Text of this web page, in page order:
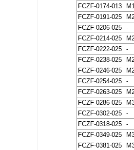
FCZF-0174-013
FCZF-0191-025
FCZF-0206-025
-
FCZF-0214-025
FCZF-0222-025
-
FCZF-0238-025
FCZF-0246-025
FCZF-0254-025
-
FCZF-0263-025
FCZF-0286-025
FCZF-0302-025
-
FCZF-0318-025
-
FCZF-0349-025
FCZF-0381-025